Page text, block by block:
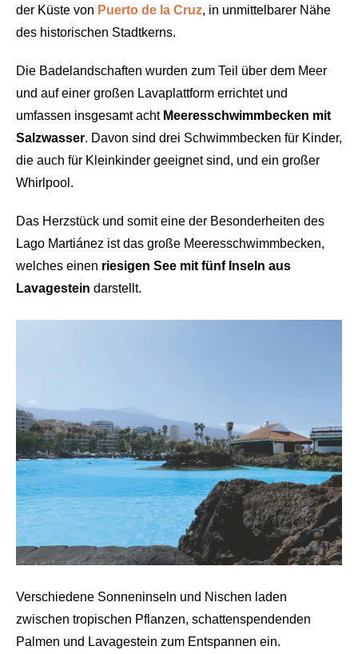
der Küste von Puerto de la Cruz, in unmittelbarer Nähe
des historischen Stadtkerns.
Die Badelandschaften wurden zum Teil über dem Meer
und auf einer großen Lavaplattform errichtet und
umfassen insgesamt acht Meeresschwimmbecken mit
Salzwasser. Davon sind drei Schwimmbecken für Kinder,
die auch für Kleinkinder geeignet sind, und ein großer
Whirlpool.
Das Herzstück und somit eine der Besonderheiten des
Lago Martiánez ist das große Meeresschwimmbecken,
welches einen riesigen See mit fünf Inseln aus
Lavagestein darstellt.
Verschiedene Sonneninseln und Nischen laden
zwischen tropischen Pflanzen, schattenspendenden
Palmen und Lavagestein zum Entspannen ein.